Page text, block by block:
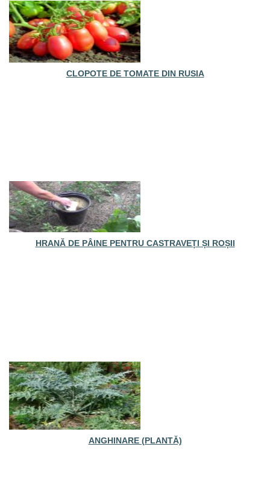
CLOPOTE DE TOMATE DIN RUSIA
HRANĂ DE PÂINE PENTRU CASTRAVEȚI ȘI ROȘII
ANGHINARE (PLANTĂ)